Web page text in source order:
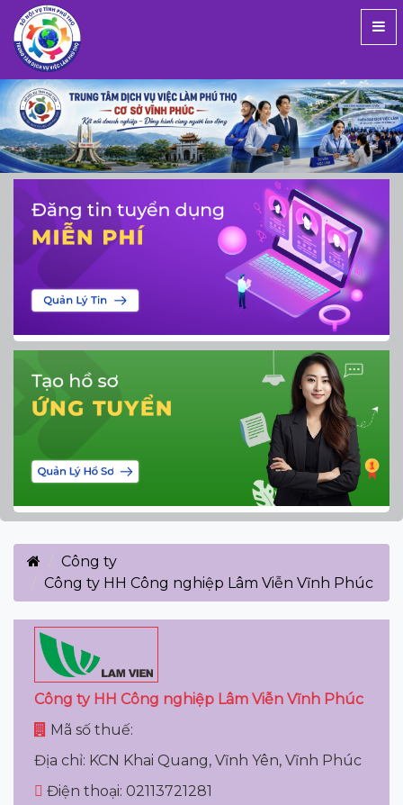
Công ty
Công ty HH Công nghiệp Lâm Viễn Vĩnh Phúc
Công ty HH Công nghiệp Lâm Viễn Vĩnh Phúc
Mã số thuế:
Địa chỉ: KCN Khai Quang, Vĩnh Yên, Vĩnh Phúc
Điện thoại: 02113721281